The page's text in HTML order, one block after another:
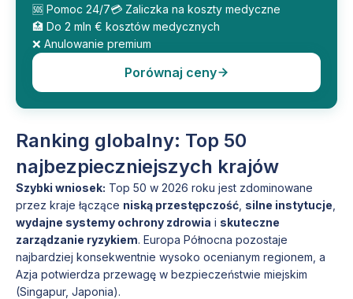
🆘 Pomoc 24/7💳 Zaliczka na koszty medyczne
🏥 Do 2 mln € kosztów medycznych
❌ Anulowanie premium
Porównaj ceny
Ranking globalny: Top 50
najbezpieczniejszych krajów
Szybki wniosek: Top 50 w 2026 roku jest zdominowane
przez kraje łączące niską przestępczość silne instytucje
wydajne systemy ochrony zdrowia i skuteczne
zarządzanie ryzykiem. Europa Północna pozostaje
najbardziej konsekwentnie wysoko ocenianym regionem, a
Azja potwierdza przewagę w bezpieczeństwie miejskim
(Singapur, Japonia).